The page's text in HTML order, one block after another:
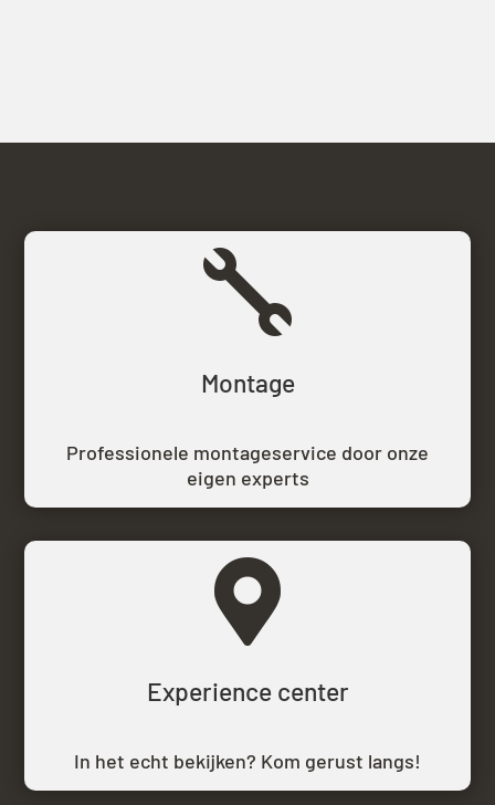

Montage
Professionele montageservice door onze
eigen experts

Experience center
In het echt bekijken? Kom gerust langs!